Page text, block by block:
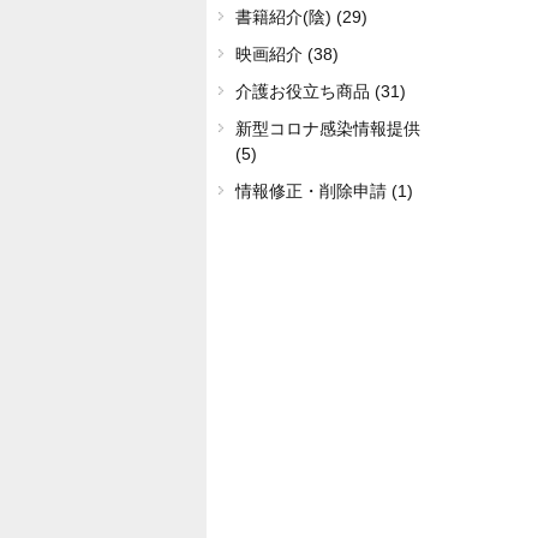
書籍紹介(陰) (29)
映画紹介 (38)
介護お役立ち商品 (31)
新型コロナ感染情報提供
(5)
情報修正・削除申請 (1)